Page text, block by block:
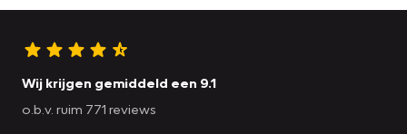
Wij krijgen gemiddeld een 9.1
o.b.v. ruim 771 reviews